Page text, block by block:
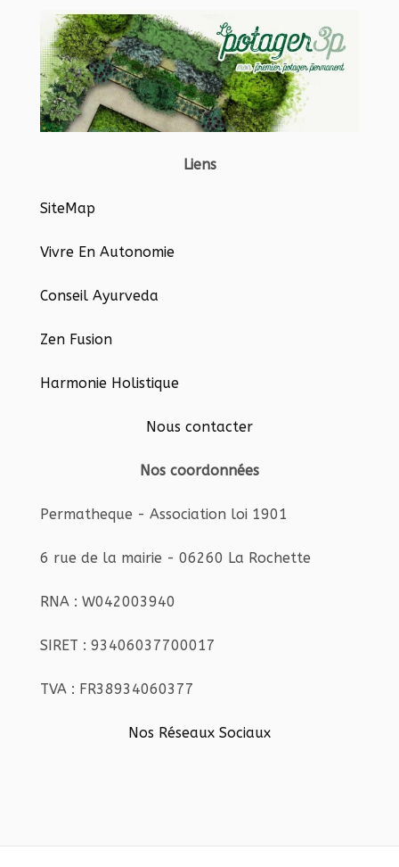
Liens
SiteMap
Vivre En Autonomie
Conseil Ayurveda
Zen Fusion
Harmonie Holistique
Nous contacter
Nos coordonnées
Permatheque - Association loi 1901
6 rue de la mairie - 06260 La Rochette
RNA : W042003940
SIRET : 93406037700017
TVA : FR38934060377
Nos Réseaux Sociaux